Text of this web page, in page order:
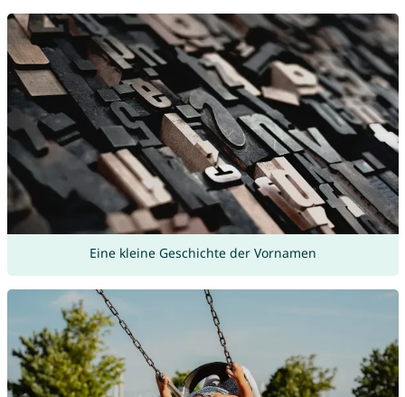
Eine kleine Geschichte der Vornamen